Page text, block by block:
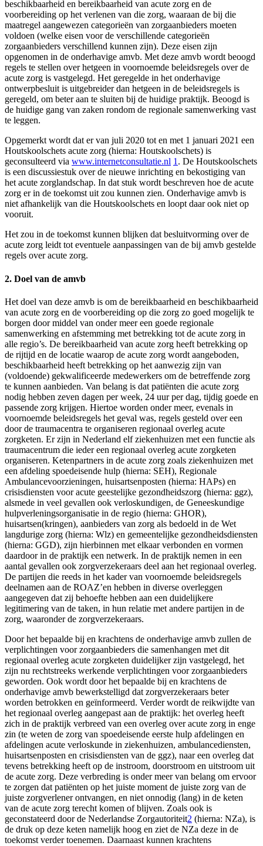
beschikbaarheid en bereikbaarheid van acute zorg en de
voorbereiding op het verlenen van die zorg, waaraan de bij die
maatregel aangewezen categorieën van zorgaanbieders moeten
voldoen (welke eisen voor de verschillende categorieën
zorgaanbieders verschillend kunnen zijn). Deze eisen zijn
opgenomen in de onderhavige amvb. Met deze amvb wordt beoogd
regels te stellen over hetgeen in voornoemde beleidsregels over de
acute zorg is vastgelegd. Het geregelde in het onderhavige
ontwerpbesluit is uitgebreider dan hetgeen in de beleidsregels is
geregeld, om beter aan te sluiten bij de huidige praktijk. Beoogd is
de huidige gang van zaken rondom de regionale samenwerking vast
te leggen.
Opgemerkt wordt dat er van juli 2020 tot en met 1 januari 2021 een
Houtskoolschets acute zorg (hierna: Houtskoolschets) is
geconsulteerd via www.internetconsultatie.nl 1 . De Houtskoolschets
is een discussiestuk over de nieuwe inrichting en bekostiging van
het acute zorglandschap. In dat stuk wordt beschreven hoe de acute
zorg er in de toekomst uit zou kunnen zien. Onderhavige amvb is
niet afhankelijk van die Houtskoolschets en loopt daar ook niet op
vooruit.
Het zou in de toekomst kunnen blijken dat besluitvorming over de
acute zorg leidt tot eventuele aanpassingen van de bij amvb gestelde
regels over acute zorg.
2. Doel van de amvb
Het doel van deze amvb is om de bereikbaarheid en beschikbaarheid
van acute zorg en de voorbereiding op die zorg zo goed mogelijk te
borgen door middel van onder meer een goede regionale
samenwerking en afstemming met betrekking tot de acute zorg in
alle regio’s. De bereikbaarheid van acute zorg heeft betrekking op
de rijtijd en de locatie waarop de acute zorg wordt aangeboden,
beschikbaarheid heeft betrekking op het aanwezig zijn van
(voldoende) gekwalificeerde medewerkers om de betreffende zorg
te kunnen aanbieden. Van belang is dat patiënten die acute zorg
nodig hebben zeven dagen per week, 24 uur per dag, tijdig goede en
passende zorg krijgen. Hiertoe worden onder meer, evenals in
voornoemde beleidsregels het geval was, regels gesteld over een
door de traumacentra te organiseren regionaal overleg acute
zorgketen. Er zijn in Nederland elf ziekenhuizen met een functie als
traumacentrum die ieder een regionaal overleg acute zorgketen
organiseren. Ketenpartners in de acute zorg zoals ziekenhuizen met
een afdeling spoedeisende hulp (hierna: SEH), Regionale
Ambulancevoorzieningen, huisartsenposten (hierna: HAPs) en
crisisdiensten voor acute geestelijke gezondheidszorg (hierna: ggz),
alsmede in veel gevallen ook verloskundigen, de Geneeskundige
hulpverleningsorganisatie in de regio (hierna: GHOR),
huisartsen(kringen), aanbieders van zorg als bedoeld in de Wet
langdurige zorg (hierna: Wlz) en gemeentelijke gezondheidsdiensten
(hierna: GGD), zijn hierbinnen met elkaar verbonden en vormen
daardoor in de praktijk een netwerk. In de praktijk nemen in een
aantal gevallen ook zorgverzekeraars deel aan het regionaal overleg.
De partijen die reeds in het kader van voornoemde beleidsregels
deelnamen aan de ROAZ’en hebben in diverse overleggen
aangegeven dat zij behoefte hebben aan een duidelijkere
legitimering van de taken, in hun relatie met andere partijen in de
zorg, waaronder de zorgverzekeraars.
Door het bepaalde bij en krachtens de onderhavige amvb zullen de
verplichtingen voor zorgaanbieders die samenhangen met dit
regionaal overleg acute zorgketen duidelijker zijn vastgelegd, het
zijn nu rechtstreeks werkende verplichtingen voor zorgaanbieders
geworden. Ook wordt door het bepaalde bij en krachtens de
onderhavige amvb bewerkstelligd dat zorgverzekeraars beter
worden betrokken en geïnformeerd. Verder wordt de reikwijdte van
het regionaal overleg aangepast aan de praktijk: het overleg heeft
zich in de praktijk verbreed van een overleg over acute zorg in enge
zin (te weten de zorg van spoedeisende eerste hulp afdelingen en
afdelingen acute verloskunde in ziekenhuizen, ambulancediensten,
huisartsenposten en crisisdiensten van de ggz), naar een overleg dat
tevens betrekking heeft op de instroom, doorstroom en uitstroom uit
de acute zorg. Deze verbreding is onder meer van belang om ervoor
te zorgen dat patiënten op het juiste moment de juiste zorg van de
juiste zorgverlener ontvangen, en niet onnodig (lang) in de keten
van de acute zorg terecht komen of blijven. Zoals ook is
geconstateerd door de Nederlandse Zorgautoriteit2 (hierna: NZa), is
de druk op deze keten namelijk hoog en ziet de NZa deze in de
toekomst verder toenemen. Daarnaast kunnen krachtens